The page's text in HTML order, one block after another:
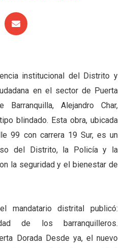
institucional del Distrito y
en el sector de Puerta
Alejandro Char,
blindado. Esta obra, ubicada
99 con carrera 19 Sur, es un
del Distrito, la Policía y la
la seguridad y el bienestar de
mandatario distrital publicó:
de los barranquilleros.
Dorada Desde ya, el nuevo